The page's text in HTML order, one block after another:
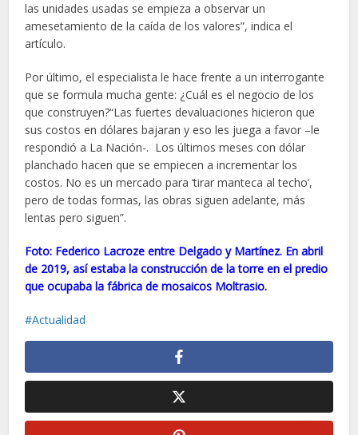
las unidades usadas se empieza a observar un
amesetamiento de la caída de los valores”, indica el
artículo.
Por último, el especialista le hace frente a un interrogante
que se formula mucha gente: ¿Cuál es el negocio de los
que construyen?“Las fuertes devaluaciones hicieron que
sus costos en dólares bajaran y eso les juega a favor –le
respondió a La Nación-. Los últimos meses con dólar
planchado hacen que se empiecen a incrementar los
costos. No es un mercado para ‘tirar manteca al techo’,
pero de todas formas, las obras siguen adelante, más
lentas pero siguen”.
Foto: Federico Lacroze entre Delgado y Martínez. En abril
de 2019, así estaba la construcción de la torre en el predio
que ocupaba la fábrica de mosaicos Moltrasio.
Actualidad